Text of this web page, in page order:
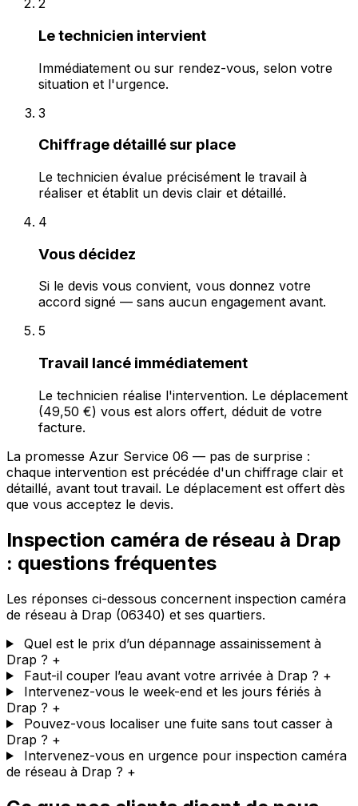
2
Le technicien intervient
Immédiatement ou sur rendez-vous, selon votre
situation et l'urgence.
3
Chiffrage détaillé sur place
Le technicien évalue précisément le travail à
réaliser et établit un devis clair et détaillé.
4
Vous décidez
Si le devis vous convient, vous donnez votre
accord signé — sans aucun engagement avant.
5
Travail lancé immédiatement
Le technicien réalise l'intervention. Le déplacement
(49,50 €) vous est alors offert, déduit de votre
facture.
La promesse Azur Service 06 — pas de surprise :
chaque intervention est précédée d'un chiffrage clair et
détaillé, avant tout travail. Le déplacement est offert dès
que vous acceptez le devis.
Inspection caméra de réseau à Drap
: questions fréquentes
Les réponses ci-dessous concernent inspection caméra
de réseau à Drap (06340) et ses quartiers.
Quel est le prix d’un dépannage assainissement à
Drap ? +
Faut-il couper l’eau avant votre arrivée à Drap ? +
Intervenez-vous le week-end et les jours fériés à
Drap ? +
Pouvez-vous localiser une fuite sans tout casser à
Drap ? +
Intervenez-vous en urgence pour inspection caméra
de réseau à Drap ? +